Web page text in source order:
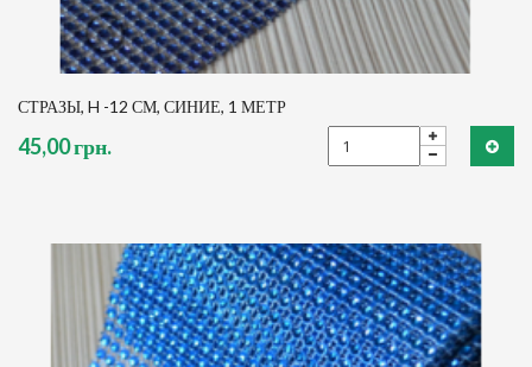
СТРАЗЫ, H -12 СМ, СИНИЕ, 1 МЕТР
45,00 грн.